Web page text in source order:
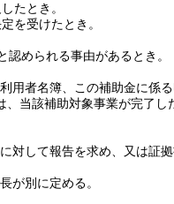
たとき。
を受けたとき。
められる事由があるとき。
用者名簿、この補助金に係
、当該補助対象事業が完了
対して報告を求め、又は証
が別に定める。